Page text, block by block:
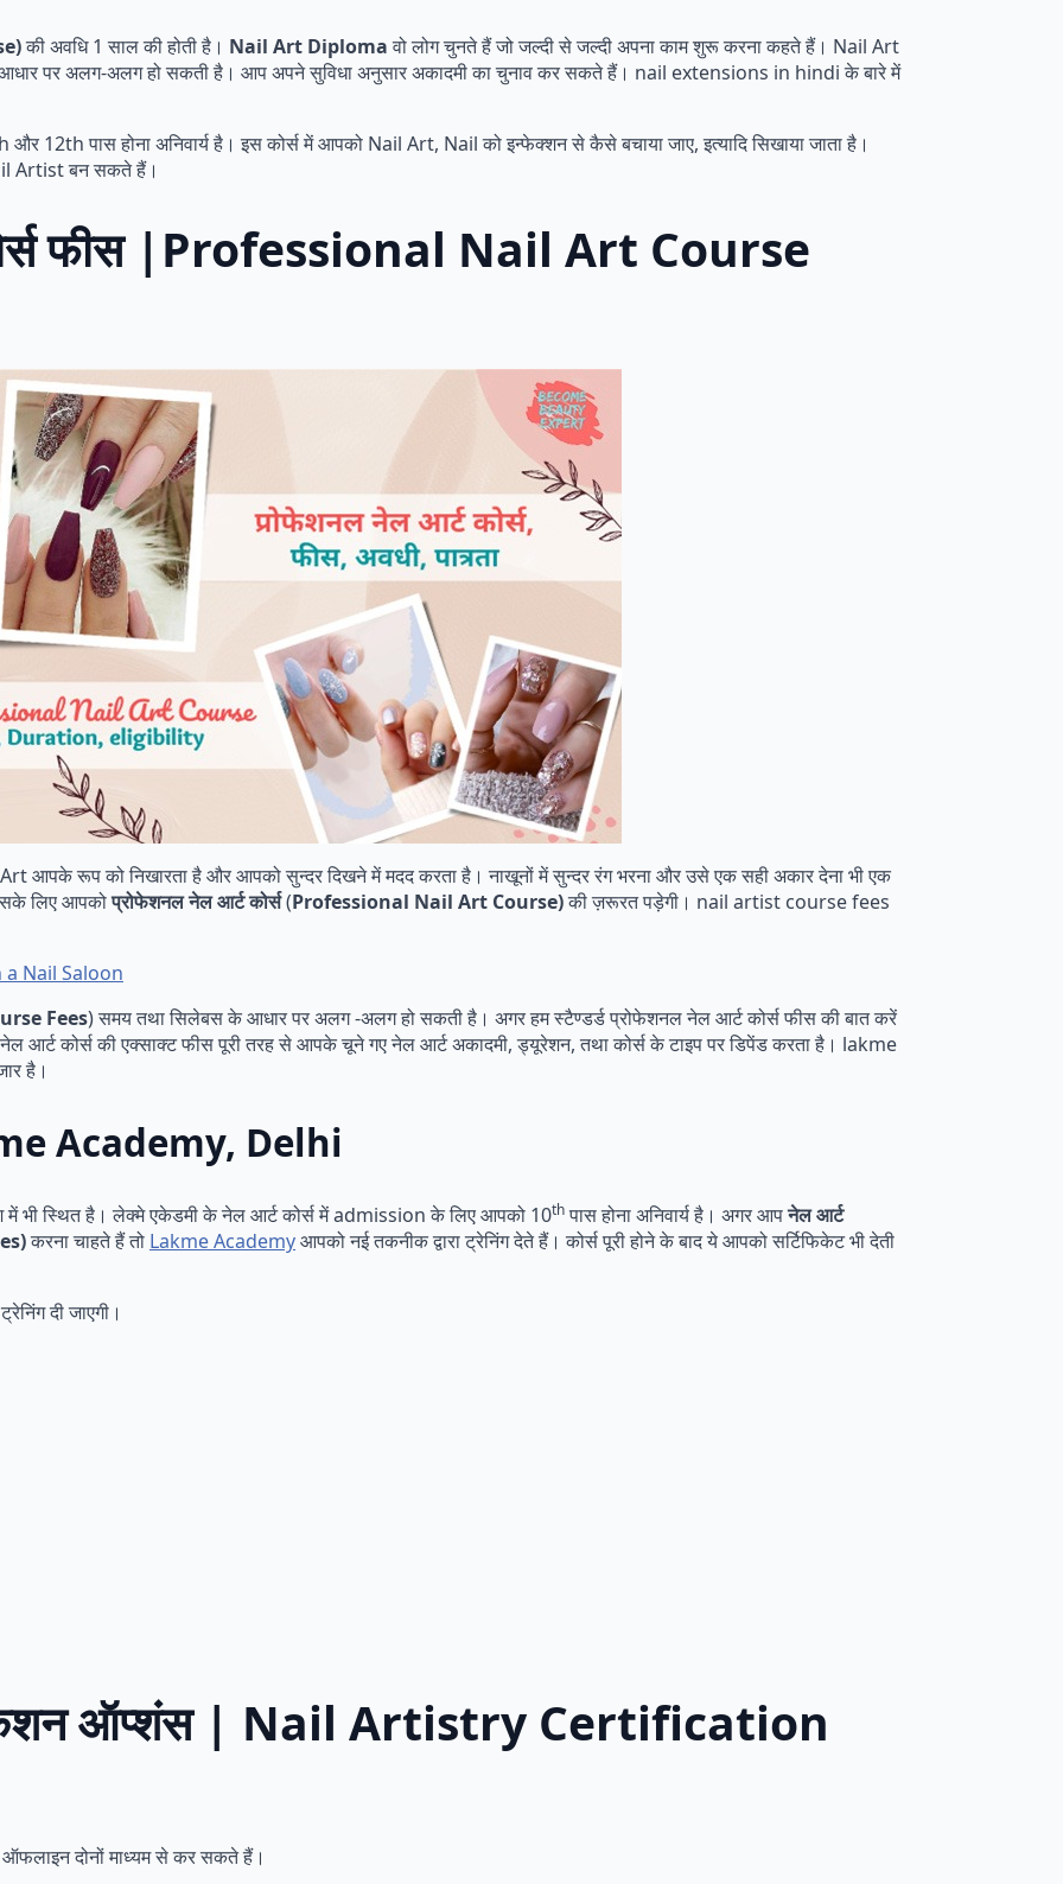
की अवधि 1 साल की होती है। Nail Art Diplomaवो लोग चुनते हैं जो जल्दी से जल्दी अपना काम शुरू करना कहते हैं। Nail Art
पर अलग-अलग हो सकती है। आप अपने सुविधा अनुसार अकादमी का चुनाव कर सकते हैं। nail extensions in hindi के बारे में
पास होना अनिवार्य है। इस कोर्स में आपको Nail Art, Nail को इन्फेक्शन से कैसे बचाया जाए, इत्यादि सिखाया जाता है।
Artist बन सकते हैं।
फीस |Professional Nail Art Course
आपके रूप को निखारता है और आपको सुन्दर दिखने में मदद करता है। नाखूनों में सुन्दर रंग भरना और उसे एक सही अकार देना भी एक
लिए आपकोप्रोफेशनल नेल आर्ट कोर्स(Professional Nail Art Course)की ज़रूरत पड़ेगी। nail artist course fees
Nail Saloon
Fees) समय तथा सिलेबस के आधार पर अलग -अलग हो सकती है। अगर हम स्टैण्डर्ड प्रोफेशनल नेल आर्ट कोर्स फीस की बात करें
कोर्स की एक्साक्ट फीस पूरी तरह से आपके चूने गए नेल आर्ट अकादमी, ड्यूरेशन, तथा कोर्स के टाइप पर डिपेंड करता है। lakme
है।
Academy, Delhi
में भी स्थित है। लेक्मे एकेडमी के नेल आर्ट कोर्स में admission के लिए आपको 10thपास होना अनिवार्य है। अगर आपनेल आर्ट
करना चाहते हैं तो Lakme Academyआपको नई तकनीक द्वारा ट्रेनिंग देते हैं। कोर्स पूरी होने के बाद ये आपको सर्टिफिकेट भी देती
दी जाएगी।
ऑप्शंस | Nail Artistry Certification
दोनों माध्यम से कर सकते हैं।